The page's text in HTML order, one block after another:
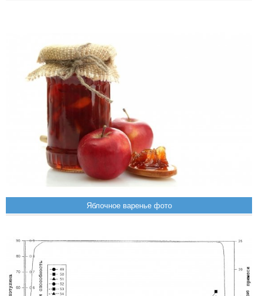
Яблочное варенье фото